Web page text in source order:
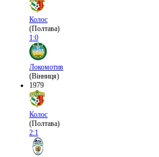
Колос
(Полтава)
1:0
Локомотив
(Вінниця)
1979
Колос
(Полтава)
2:1